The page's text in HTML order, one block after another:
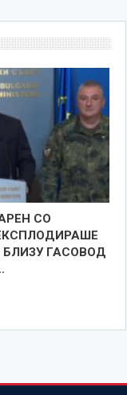
СО
БЛИЗУ ГАСОВОД